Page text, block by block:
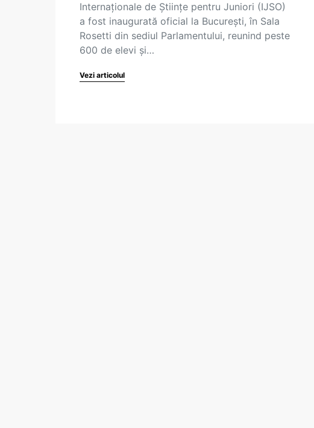
Internaționale de Științe pentru Juniori (IJSO)
a fost inaugurată oficial la București, în Sala
Rosetti din sediul Parlamentului, reunind peste
600 de elevi și…
Vezi articolul